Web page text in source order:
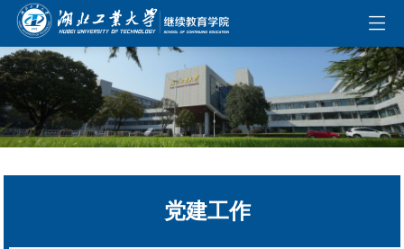
伟德国际(bevictor)官方网站-源自英国始于1946
党建工作